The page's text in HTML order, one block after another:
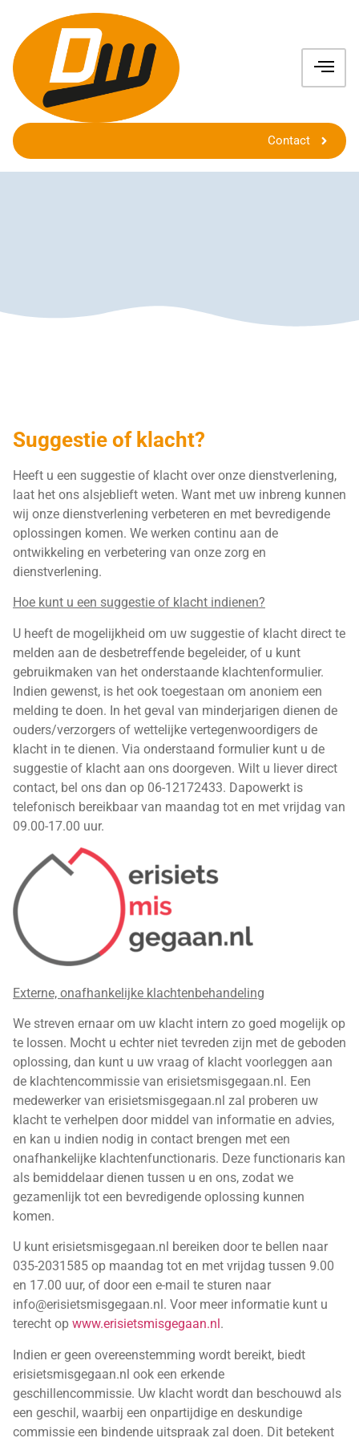
Contact
Suggestie of klacht?
Heeft u een suggestie of klacht over onze dienstverlening,
laat het ons alsjeblieft weten. Want met uw inbreng kunnen
wij onze dienstverlening verbeteren en met bevredigende
oplossingen komen. We werken continu aan de
ontwikkeling en verbetering van onze zorg en
dienstverlening.
Hoe kunt u een suggestie of klacht indienen?
U heeft de mogelijkheid om uw suggestie of klacht direct te
melden aan de desbetreffende begeleider, of u kunt
gebruikmaken van het onderstaande klachtenformulier.
Indien gewenst, is het ook toegestaan om anoniem een
melding te doen. In het geval van minderjarigen dienen de
ouders/verzorgers of wettelijke vertegenwoordigers de
klacht in te dienen. Via onderstaand formulier kunt u de
suggestie of klacht aan ons doorgeven. Wilt u liever direct
contact, bel ons dan op 06-12172433. Dapowerkt is
telefonisch bereikbaar van maandag tot en met vrijdag van
09.00-17.00 uur.
Externe, onafhankelijke klachtenbehandeling
We streven ernaar om uw klacht intern zo goed mogelijk op
te lossen. Mocht u echter niet tevreden zijn met de geboden
oplossing, dan kunt u uw vraag of klacht voorleggen aan
de klachtencommissie van erisietsmisgegaan.nl. Een
medewerker van erisietsmisgegaan.nl zal proberen uw
klacht te verhelpen door middel van informatie en advies,
en kan u indien nodig in contact brengen met een
onafhankelijke klachtenfunctionaris. Deze functionaris kan
als bemiddelaar dienen tussen u en ons, zodat we
gezamenlijk tot een bevredigende oplossing kunnen
komen.
U kunt erisietsmisgegaan.nl bereiken door te bellen naar
035-2031585 op maandag tot en met vrijdag tussen 9.00
en 17.00 uur, of door een e-mail te sturen naar
info@erisietsmisgegaan.nl. Voor meer informatie kunt u
terecht op www.erisietsmisgegaan.nl .
Indien er geen overeenstemming wordt bereikt, biedt
erisietsmisgegaan.nl ook een erkende
geschillencommissie. Uw klacht wordt dan beschouwd als
een geschil, waarbij een onpartijdige en deskundige
commissie een bindende uitspraak zal doen. Dit betekent